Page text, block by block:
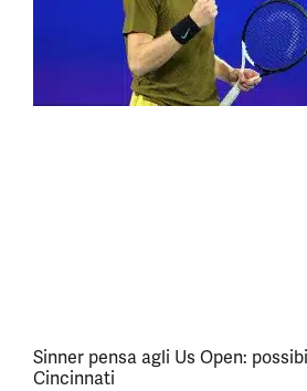
Sinner pensa agli Us Open:
Cincinnati